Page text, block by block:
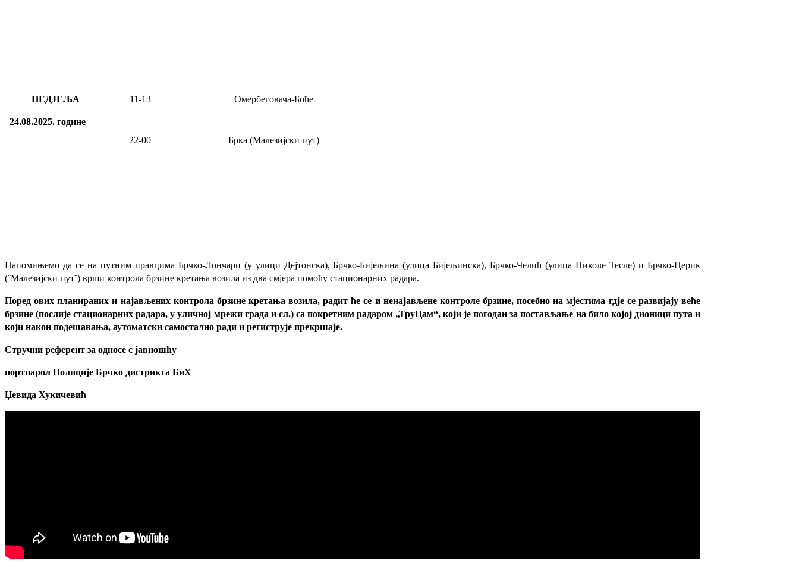
НЕДЈЕЉА
24.08.2025. године
11-13 Омербеговача-Боће
22-00 Брка (Малезијски пут)
Напомињемо да се на путним правцима Брчко-Лончари (у улици Дејтонска), Брчко-Бијељина (улица Бијељинска), Брчко-Челић (улица Николе Тесле) и Брчко-Церик
(¨Малезијски пут¨) врши контрола брзине кретања возила из два смјера помоћу стационарних радара.
Поред ових планираних и најављених контрола брзине кретања возила, радит ће се и ненајављене контроле брзине, посебно на мјестима гдје се развијају веће
брзине (послије стационарних радара, у уличној мрежи града и сл.) са покретним радаром „ТруЦам“, који је погодан за постављање на било којој дионици пута и
који након подешавања, аутоматски самостално ради и региструје прекршаје.
Стручни референт за односе с јавношћу
портпарол Полиције Брчко дистрикта БиХ
Џевида Хукичевић